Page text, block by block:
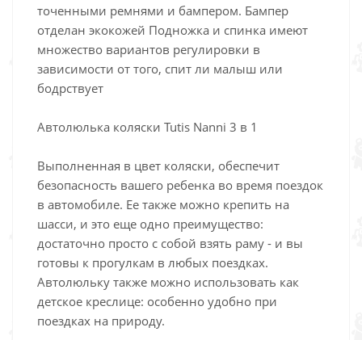
точенными ремнями и бампером. Бампер
отделан экокожей Подножка и спинка имеют
множество вариантов регулировки в
зависимости от того, спит ли малыш или
бодрствует
Автолюлька коляски Tutis Nanni 3 в 1
Выполненная в цвет коляски, обеспечит
безопасность вашего ребенка во время поездок
в автомобиле. Ее также можно крепить на
шасси, и это еще одно преимущество:
достаточно просто с собой взять раму - и вы
готовы к прогулкам в любых поездках.
Автолюльку также можно использовать как
детское креслице: особенно удобно при
поездках на природу.